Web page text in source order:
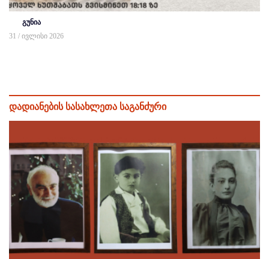
გუნია
31 / ივლისი 2026
დადიანების სასახლეთა საგანძური